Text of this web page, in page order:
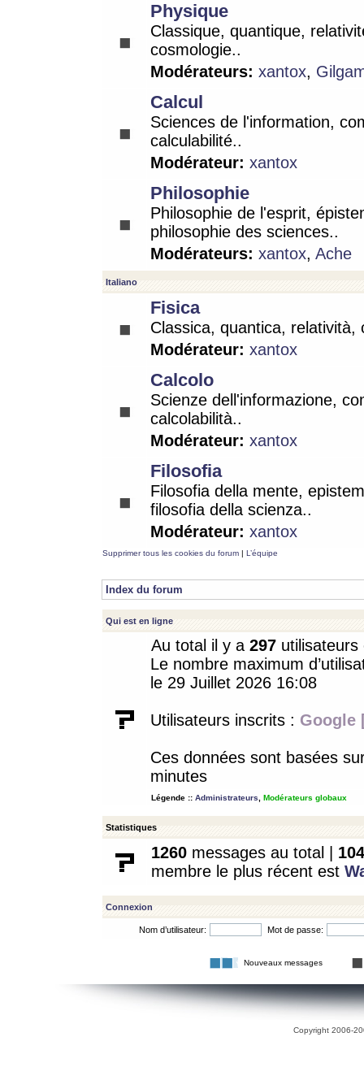
Physique
Classique, quantique,
cosmologie..
Modérateurs: xantox,
Calcul
Sciences de l'information,
calculabilité..
Modérateur: xantox
Philosophie
Philosophie de l'esprit,
philosophie des sciences..
Modérateurs: xantox, Ache
Italiano
Fisica
Classica, quantica, relatività,
Modérateur: xantox
Calcolo
Scienze dell'informazione,
calcolabilità..
Modérateur: xantox
Filosofia
Filosofia della mente,
filosofia della scienza..
Modérateur: xantox
Supprimer tous les cookies du forum | L’équipe
Index du forum
Qui est en ligne
Au total il y a 297
Le nombre maximum
le 29 Juillet 2026 16:08
Utilisateurs inscrits : Google
Ces données sont basées
minutes
Légende :: Administrateurs Modérateurs globaux
Statistiques
1260 messages au total | 104
membre le plus récent est
Connexion
Nom d’utilisateur: Mot de passe:
Nouveaux messages
Copyright 2006-